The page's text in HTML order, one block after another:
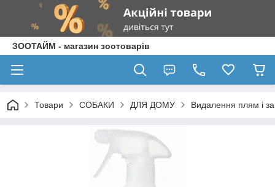
ЗООТАЙМ - магазин зоотоварів
Товари СОБАКИ ДЛЯ ДОМУ Видалення плям і